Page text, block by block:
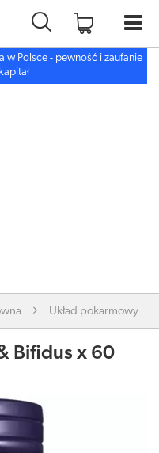
w Polsce - pewność i zaufanie
Układ pokarmowy
Bifidus x 60